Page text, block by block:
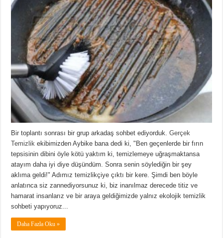
Bir toplantı sonrası bir grup arkadaş sohbet ediyorduk.Gerçek
Temizlik ekibimizden Aybike bana dedi ki, "Ben geçenlerde bir fırın
tepsisinin dibini öyle kötü yaktım ki, temizlemeye uğraşmaktansa
atayım daha iyi diye düşündüm. Sonra senin söylediğin bir şey
aklıma geldi!" Adımız temizlikçiye çıktı bir kere. Şimdi ben böyle
anlatınca siz zannediyorsunuz ki, biz inanılmaz derecede titiz ve
hamarat insanlarız ve bir araya geldiğimizde yalnız ekolojik temizlik
sohbeti yapıyoruz...
Daha Fazla Oku »